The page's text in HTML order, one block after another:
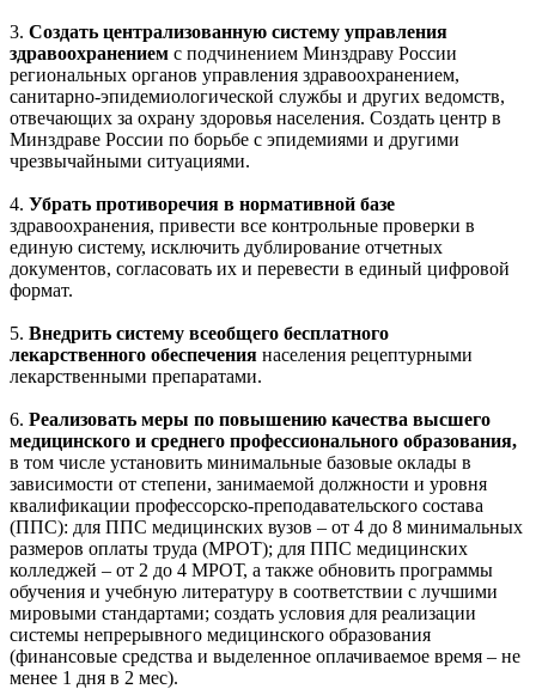
3. Создать централизованную систему управления
здравоохранением с подчинением Минздраву России
региональных органов управления здравоохранением,
санитарно-эпидемиологической службы и других ведомств,
отвечающих за охрану здоровья населения. Создать центр в
Минздраве России по борьбе с эпидемиями и другими
чрезвычайными ситуациями.
4. Убрать противоречия в нормативной базе
здравоохранения, привести все контрольные проверки в
единую систему, исключить дублирование отчетных
документов, согласовать их и перевести в единый цифровой
формат.
5. Внедрить систему всеобщего бесплатного
лекарственного обеспечения населения рецептурными
лекарственными препаратами.
6. Реализовать меры по повышению качества высшего
медицинского и среднего профессионального образования,
в том числе установить минимальные базовые оклады в
зависимости от степени, занимаемой должности и уровня
квалификации профессорско-преподавательского состава
(ППС): для ППС медицинских вузов – от 4 до 8 минимальных
размеров оплаты труда (МРОТ); для ППС медицинских
колледжей – от 2 до 4 МРОТ, а также обновить программы
обучения и учебную литературу в соответствии с лучшими
мировыми стандартами; создать условия для реализации
системы непрерывного медицинского образования
(финансовые средства и выделенное оплачиваемое время – не
менее 1 дня в 2 мес).